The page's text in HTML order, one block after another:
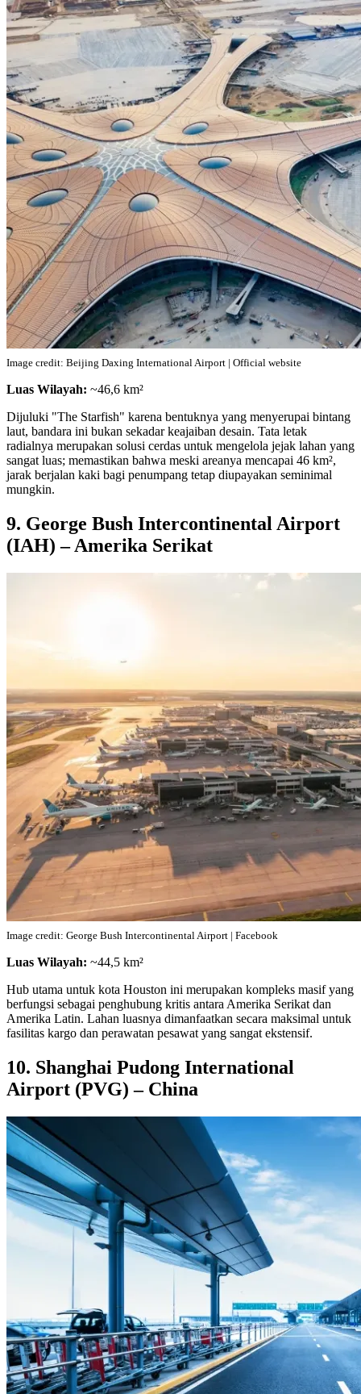
Image credit: Beijing Daxing International Airport | Official website
Luas Wilayah: ~46,6 km²
Dijuluki "The Starfish" karena bentuknya yang menyerupai bintang
laut, bandara ini bukan sekadar keajaiban desain. Tata letak
radialnya merupakan solusi cerdas untuk mengelola jejak lahan yang
sangat luas; memastikan bahwa meski areanya mencapai 46 km²,
jarak berjalan kaki bagi penumpang tetap diupayakan seminimal
mungkin.
9. George Bush Intercontinental Airport
(IAH) – Amerika Serikat
Image credit: George Bush Intercontinental Airport | Facebook
Luas Wilayah: ~44,5 km²
Hub utama untuk kota Houston ini merupakan kompleks masif yang
berfungsi sebagai penghubung kritis antara Amerika Serikat dan
Amerika Latin. Lahan luasnya dimanfaatkan secara maksimal untuk
fasilitas kargo dan perawatan pesawat yang sangat ekstensif.
10. Shanghai Pudong International
Airport (PVG) – China